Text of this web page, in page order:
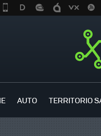
AUTO TERRITORIO